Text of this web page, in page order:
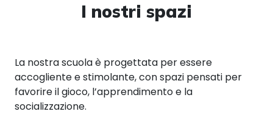
I nostri spazi
La nostra scuola è progettata per essere
accogliente e stimolante, con spazi pensati per
favorire il gioco, l’apprendimento e la
socializzazione.